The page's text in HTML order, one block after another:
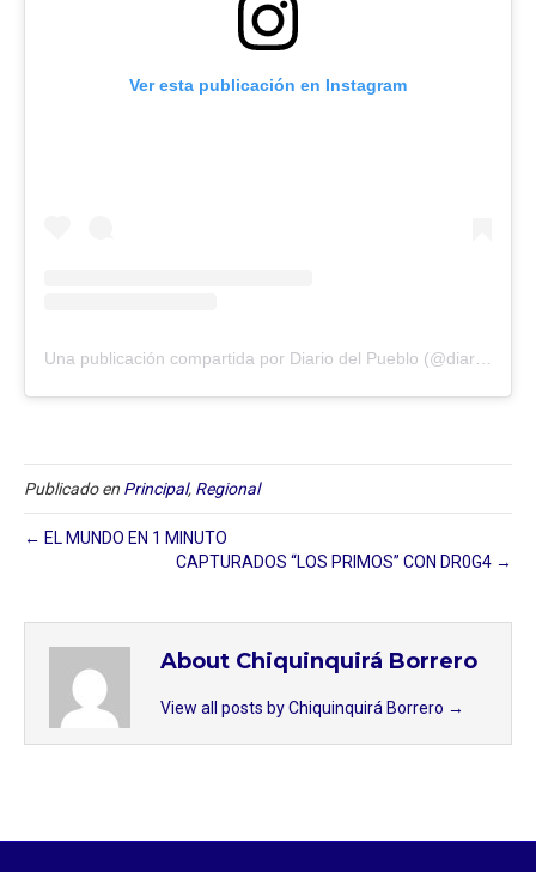
Ver esta publicación en Instagram
Publicado en Principal, Regional
← EL MUNDO EN 1 MINUTO
CAPTURADOS “LOS PRIMOS” CON DR0G4 →
About Chiquinquirá Borrero
View all posts by Chiquinquirá Borrero →